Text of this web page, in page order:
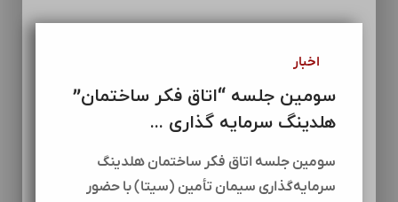
اخبار
سومین جلسه “اتاق فکر ساختمان”
هلدینگ سرمایه گذاری ...
سومین جلسه اتاق فکر ساختمان هلدینگ
سرمایه‌گذاری سیمان تأمین (سیتا) با حضور